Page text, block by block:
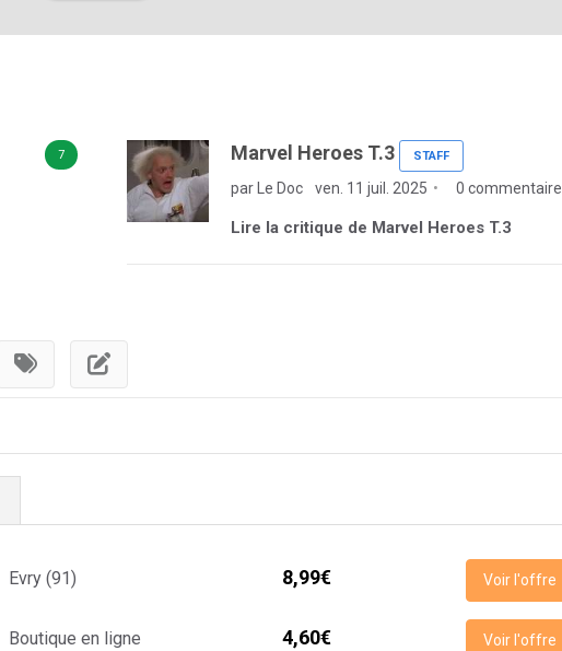
7 Marvel Heroes T.3 STAFF
par Le Doc ven. 11 juil. 2025 0 commentaire
Lire la critique de Marvel Heroes T.3
Evry (91) 8,99€ Voir l'offre
Boutique en ligne 4,60€ Voir l'offre